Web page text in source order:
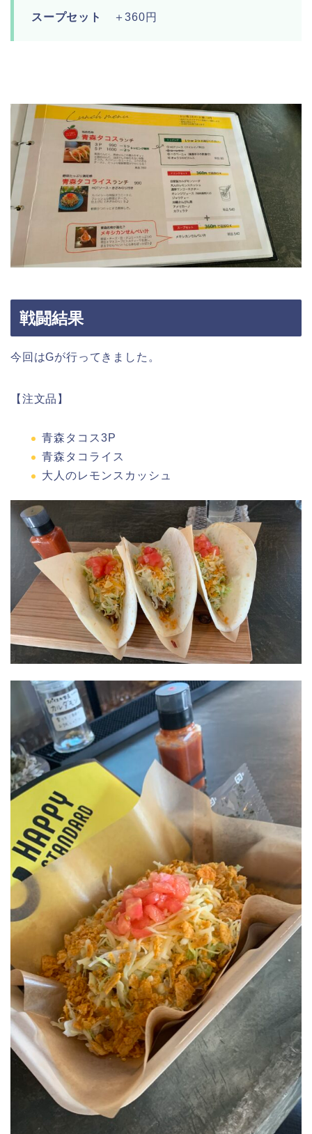
スープセット ＋360円
戦闘結果
今回はGが行ってきました。
【注文品】
青森タコス3P
青森タコライス
大人のレモンスカッシュ